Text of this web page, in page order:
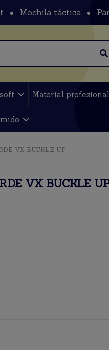
Mochila táctica
Material profesional
VX BUCKLE UP
VX BUCKLE UP